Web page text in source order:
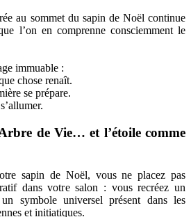
au sommet du sapin de Noël continue
l’on en comprenne consciemment le
immuable :
chose renaît.
se prépare.
de Vie… et l’étoile comme
sapin de Noël, vous ne placez pas
dans votre salon : vous recréez un
symbole universel présent dans les
et initiatiques.